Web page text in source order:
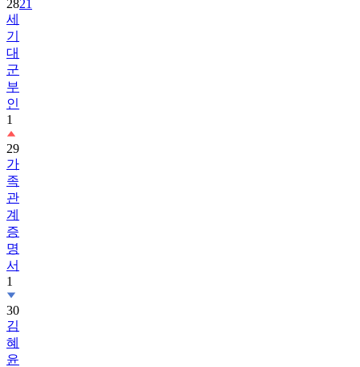
2821
세
기
대
군
부
인
1
29
가
족
관
계
증
명
서
1
30
김
혜
윤